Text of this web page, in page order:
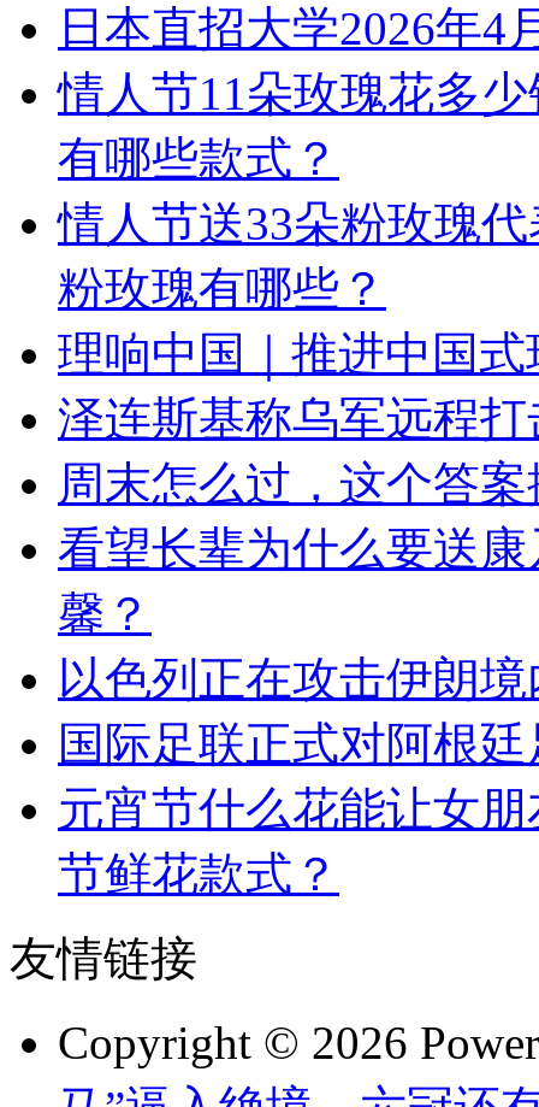
日本直招大学2026年4
情人节11朵玫瑰花多
有哪些款式？
情人节送33朵粉玫瑰
粉玫瑰有哪些？
理响中国｜推进中国
泽连斯基称乌军远程
周末怎么过，这个答
看望长辈为什么要送
馨？
以色列正在攻击伊朗
国际足联正式对阿根
元宵节什么花能让女
节鲜花款式？
友情链接
Copyright © 2026